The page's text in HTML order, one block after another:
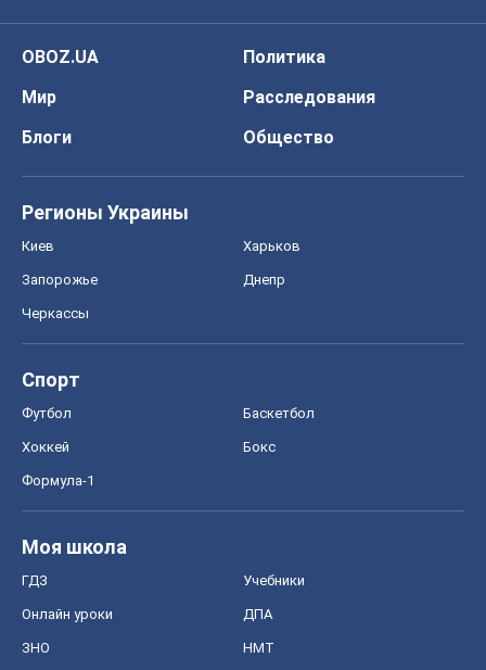
OBOZ.UA
Политика
Мир
Расследования
Блоги
Общество
Регионы Украины
Киев Харьков
Запорожье Днепр
Черкассы
Спорт
Футбол Баскетбол
Хоккей Бокс
Формула-1
Моя школа
ГДЗ Учебники
Онлайн уроки ДПА
ЗНО НМТ